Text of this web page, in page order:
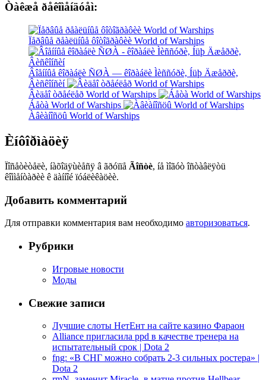
Òàêæå ðåêîìåíäóåì:
Ïåðâûå ðåàëüíûå ôîòîãðàôèè World of Warships
Âîåííûå êîðàáëè ÑØÀ — êîðàáëè Ìèññóðè, Íüþ Äæåððè,
Âèñêîíñèí
Âèäåî òðåéëåð World of Warships
Áåòà World of Warships
Àâèàíîñöû World of Warships
Èíôîðìàöèÿ
Ïîñåòèòåëè, íàõîäÿùèåñÿ â ãðóïïå Ãîñòè, íå ìîãóò îñòàâëÿòü
êîììåíòàðèè ê äàííîé ïóáëèêàöèè.
Добавить комментарий
Для отправки комментария вам необходимо авторизоваться.
Рубрики
Игровые новости
Моды
Свежие записи
Лучшие слоты НетЕнт на сайте казино Фараон
Alliance пригласила ppd в качестве тренера на
испытательный срок | Dota 2
fng: «В СНГ можно собрать 2-3 сильных ростера» |
Dota 2